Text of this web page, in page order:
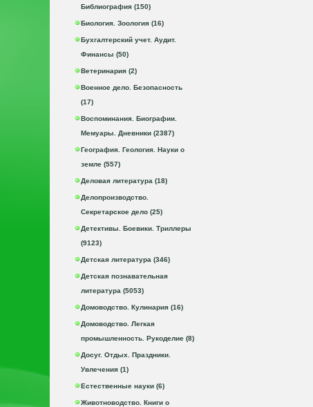
Библиография (150)
Биология. Зоология (16)
Бухгалтерский учет. Аудит.
Финансы (50)
Ветеринария (2)
Военное дело. Безопасность
(17)
Воспоминания. Биографии.
Мемуары. Дневники (2387)
География. Геология. Науки о
земле (557)
Деловая литература (18)
Делопроизводство.
Секретарское дело (25)
Детективы. Боевики. Триллеры
(9123)
Детская литература (346)
Детская познавательная
литература (5053)
Домоводство. Кулинария (16)
Домоводство. Легкая
промышленность. Рукоделие (8)
Досуг. Отдых. Праздники.
Увлечения (1)
Естественные науки (6)
Животноводство. Книги о